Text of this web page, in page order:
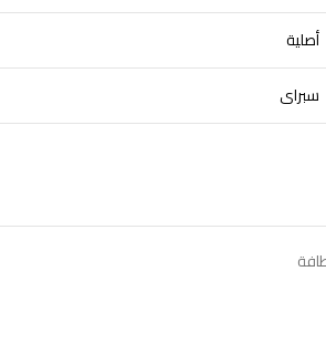
أصلية
سبراى